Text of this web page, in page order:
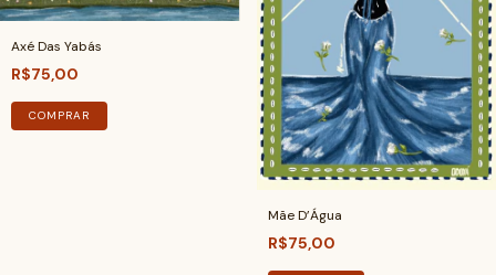
Axé Das Yabás
R$75,00
COMPRAR
Mãe D’Água
R$75,00